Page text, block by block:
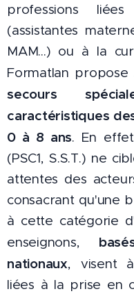
professions
(assistantes
MAM...) ou à la
Formatlan propose
secours
caractéristiques
0 à 8 ans. En
(PSC1, S.S.T.) ne
attentes des
consacrant qu'une
à cette catégorie
enseignons,
nationaux, visent
liées à la prise en